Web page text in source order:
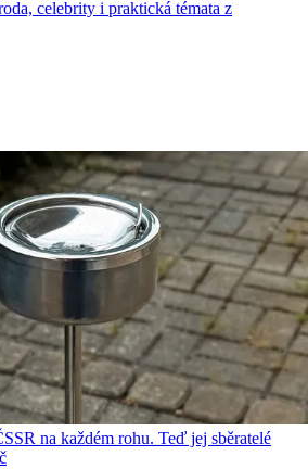
celebrity i praktická témata z
na každém rohu. Teď jej sběratelé